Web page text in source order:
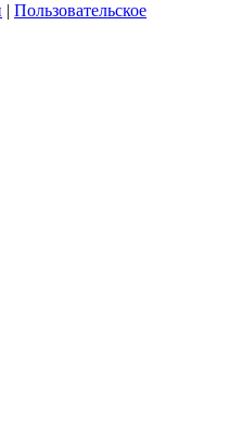
| Пользовательское